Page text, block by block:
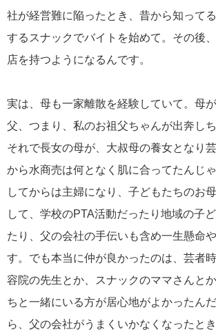
社が経営難に陥ったとき、昔から知って
するスナックでバイトを始めて。その後
店を持つようになるんです。
実は、母も一家離散を経験していて。母
父、つまり、私のお祖父ちゃんが出奔しち
それで長女の母が、大叔母の養女となり
から水商売は何となく肌に合ってたんじ
してからは主婦になり、子どもたちのお
して、学校のPTA活動だったり地域の子
たり、父の会社の手伝いも含め一生懸命
す。でも本当に仲が良かったのは、芸者
容院の先生とか、スナックのママさんと
ちと一緒にいる方が居心地がよかったん
ら、父の会社がうまくいかなくなったと